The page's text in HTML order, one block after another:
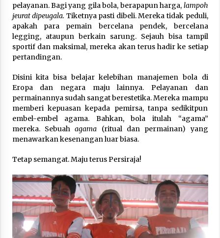
pelayanan. Bagi yang gila bola, berapapun harga, lampoh
jeurat dipeugala. Tiketnya pasti dibeli. Mereka tidak peduli,
apakah para pemain bercelana pendek, bercelana
legging, ataupun berkain sarung. Sejauh bisa tampil
sportif dan maksimal, mereka akan terus hadir ke setiap
pertandingan.
Disini kita bisa belajar kelebihan manajemen bola di
Eropa dan negara maju lainnya. Pelayanan dan
permainannya sudah sangat berestetika. Mereka mampu
memberi kepuasan kepada pemirsa, tanpa sedikitpun
embel-embel agama. Bahkan, bola itulah “agama”
mereka. Sebuahagama (ritual dan permainan) yang
menawarkan kesenangan luar biasa.
Tetap semangat. Maju terus Persiraja!